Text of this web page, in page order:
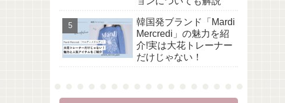
韓国発ブランド「Mardi
Mercredi」の魅力を紹
介!実は大花トレーナー
だけじゃない！